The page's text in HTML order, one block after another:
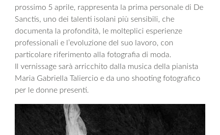
prossimo 5 aprile, rappresenta la prima personale di De
Sanctis, uno dei talenti isolani più sensibili, che
documenta la profondità, le molteplici esperienze
professionali e l’evoluzione del suo lavoro, con
particolare riferimento alla fotografia di moda.
Il vernissage sarà arricchito dalla musica della pianista
Maria Gabriella Taliercio e da uno shooting fotografico
per le donne presenti.